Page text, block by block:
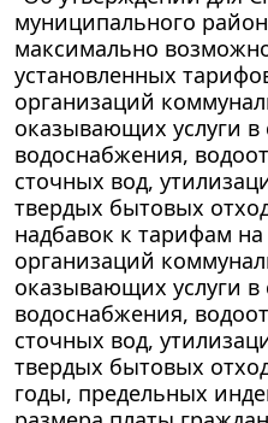
муниципального
максимально
установленных
организаций
оказывающих услуги в
водоснабжения,
сточных вод,
твердых бытовых
надбавок к тарифам
организаций
оказывающих услуги в
водоснабжения,
сточных вод,
твердых бытовых
годы, предельных